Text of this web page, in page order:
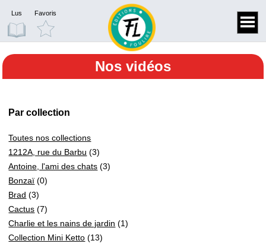
Lus Favoris
Nos vidéos
Par collection
Toutes nos collections
1212A, rue du Barbu (3)
Antoine, l'ami des chats (3)
Bonzaï (0)
Brad (3)
Cactus (7)
Charlie et les nains de jardin (1)
Collection Mini Ketto (13)